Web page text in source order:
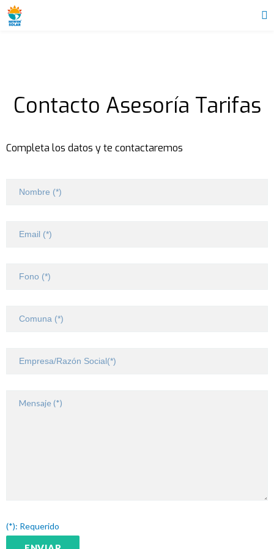
Contacto Asesoría Tarifas
Completa los datos y te contactaremos
(*): Requerido